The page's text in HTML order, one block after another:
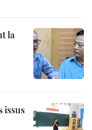
la
issus